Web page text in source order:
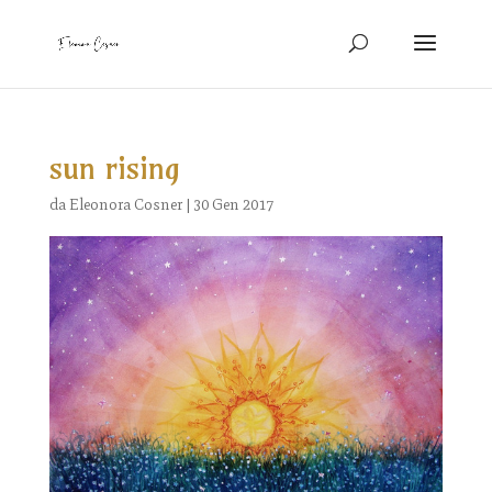
sun rising
da Eleonora Cosner| 30 Gen 2017